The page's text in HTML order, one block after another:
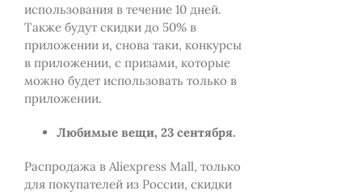
использования в течение 10 дней.
Также будут скидки до 50% в
приложении и, снова таки, конкурсы
в приложении, с призами, которые
можно будет использовать только в
приложении.
Любимые вещи, 23 сентября.
Распродажа в Aliexpress Mall, только
для покупателей из России, скидки